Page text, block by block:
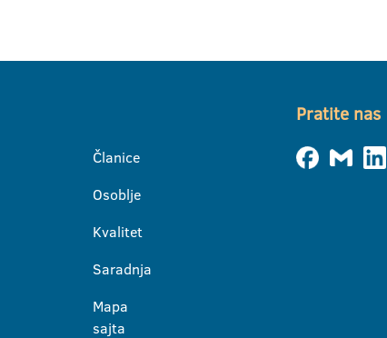
Članice
Osoblje
Kvalitet
Saradnja
Mapa
sajta
Pratite nas